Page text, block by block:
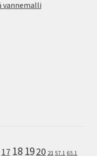
vannemalli
17 18 1920 21 57.1 65.1